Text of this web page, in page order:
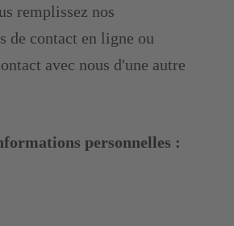
remplissez nos
de contact en ligne ou
avec nous d'une autre
personnelles :